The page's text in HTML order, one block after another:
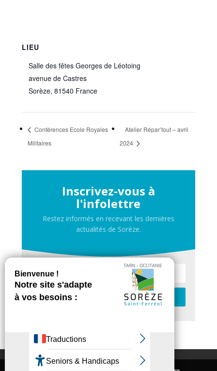
LIEU
Salle des fêtes Georges de Léotoing
avenue de Castres
Sorèze, 81540 France
Conférences Ecole Royales
Militaires
Atelier Répar’tout – avril
2024
Inscrivez-vous à
l'infolettre
Restez informés en recevant les dernières
actualités de Sorèze.
Je m'inscris
Contactez-nous